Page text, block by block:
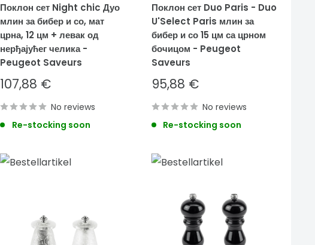
Поклон сет Night chic Дуо
млин за бибер и со, мат
црна, 12 цм + левак од
нерђајућег челика -
Peugeot Saveurs
Sale
price
107,88 €
No reviews
Re-stocking soon
Поклон сет Duo Paris - Duo
U'Select Paris млин за
бибер и со 15 цм са црном
бочицом - Peugeot
Saveurs
Sale
price
95,88 €
No reviews
Re-stocking soon